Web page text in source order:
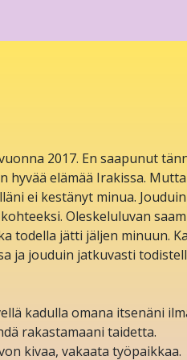
2017. En saapunut
hyvää elämää Irakissa. Mutta
ei kestänyt minua.
Oleskeluluvan
todella jätti jäljen minuun.
ja jouduin jatkuvasti
kadulla omana itsenäni
rakastamaani taidetta.
kivaa, vakaata työpaikkaa.